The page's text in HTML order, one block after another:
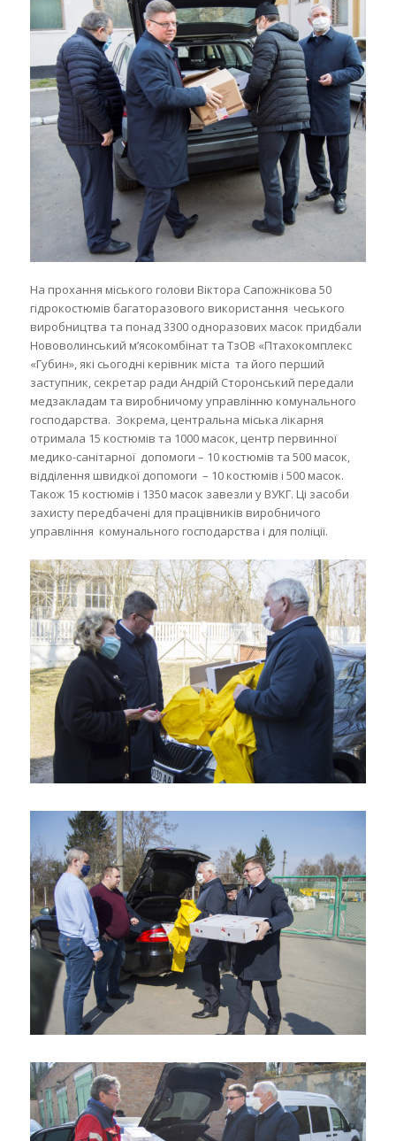
На прохання міського голови Віктора Сапожнікова 50
гідрокостюмів багаторазового використання чеського
виробництва та понад 3300 одноразових масок придбали
Нововолинський м’ясокомбінат та ТзОВ «Птахокомплекс
«Губин», які сьогодні керівник міста та його перший
заступник, секретар ради Андрій Сторонський передали
медзакладам та виробничому управлінню комунального
господарства. Зокрема, центральна міська лікарня
отримала 15 костюмів та 1000 масок, центр первинної
медико-санітарної допомоги – 10 костюмів та 500 масок,
відділення швидкої допомоги – 10 костюмів і 500 масок.
Також 15 костюмів і 1350 масок завезли у ВУКГ. Ці засоби
захисту передбачені для працівників виробничого
управління комунального господарства і для поліції.